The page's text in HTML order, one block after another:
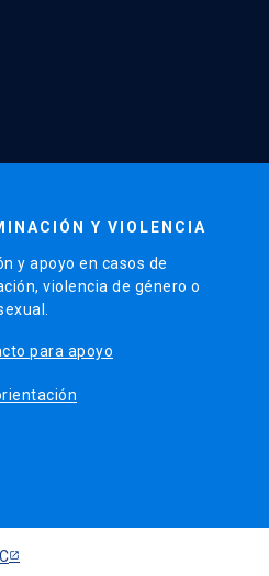
Y VIOLENCIA
y apoyo en casos de
violencia de género o
para apoyo